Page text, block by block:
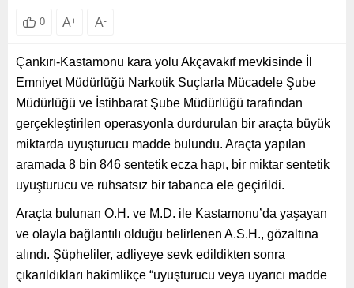
0 A+ A-
Çankırı-Kastamonu kara yolu Akçavakıf mevkisinde İl
Emniyet Müdürlüğü Narkotik Suçlarla Mücadele Şube
Müdürlüğü ve İstihbarat Şube Müdürlüğü tarafından
gerçekleştirilen operasyonla durdurulan bir araçta büyük
miktarda uyuşturucu madde bulundu. Araçta yapılan
aramada 8 bin 846 sentetik ecza hapı, bir miktar sentetik
uyuşturucu ve ruhsatsız bir tabanca ele geçirildi.
Araçta bulunan O.H. ve M.D. ile Kastamonu’da yaşayan
ve olayla bağlantılı olduğu belirlenen A.S.H., gözaltına
alındı. Şüpheliler, adliyeye sevk edildikten sonra
çıkarıldıkları hakimlikçe “uyuşturucu veya uyarıcı madde